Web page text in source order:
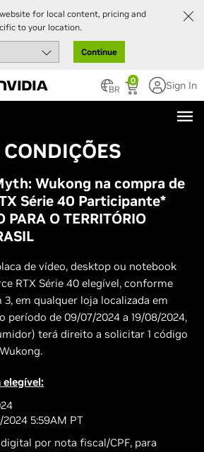
for local content, pricing and
to your location.
Continue
0
BR Sign In
Wukong na compra de
Série 40 Participante*
PARA O TERRITÓRIO
de vídeo, desktop ou notebook
RTX Série 40 elegível, conforme
em qualquer loja localizada em
período de 09/07/2024 a 19/08/2024,
terá direito a solicitar 1 código
5:59AM PT
por nota fiscal/CPF, para